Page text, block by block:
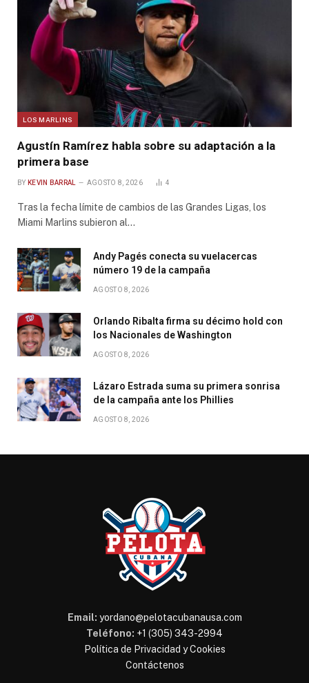
LOS MARLINS
Agustín Ramírez habla sobre su adaptación a la
primera base
BY KEVIN BARRAL AGOSTO 8, 2026 4
Tras la fecha límite de cambios de las Grandes Ligas, los
Miami Marlins subieron al…
Andy Pagés conecta su vuelacercas
número 19 de la campaña
AGOSTO 8, 2026
Orlando Ribalta firma su décimo hold con
los Nacionales de Washington
AGOSTO 8, 2026
Lázaro Estrada suma su primera sonrisa
de la campaña ante los Phillies
AGOSTO 8, 2026
Email: yordano@pelotacubanausa.com
Teléfono: +1 (305) 343-2994
Política de Privacidad y Cookies
Contáctenos